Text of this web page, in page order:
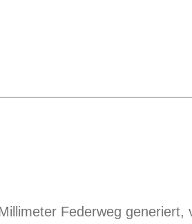
Federweg generiert,